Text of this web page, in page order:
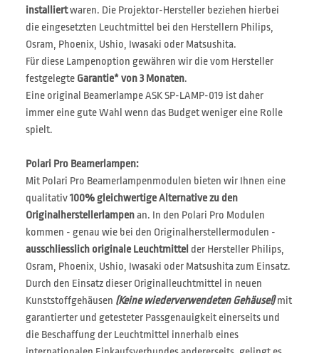
installiertwaren. Die Projektor-Hersteller beziehen hierbei
die eingesetzten Leuchtmittel bei den Herstellern Philips,
Osram, Phoenix, Ushio, Iwasaki oder Matsushita.
Für diese Lampenoption gewähren wir die vom Hersteller
festgelegte Garantie* von 3 Monaten.
Eine original Beamerlampe ASK SP-LAMP-019 ist daher
immer eine gute Wahl wenn das Budget weniger eine Rolle
spielt.
Polari Pro Beamerlampen:
Mit Polari Pro Beamerlampenmodulen bieten wir Ihnen eine
qualitativ100% gleichwertige Alternative zu den
Originalherstellerlampenan. In den Polari Pro Modulen
kommen - genau wie bei den Originalherstellermodulen -
ausschliesslich originale Leuchtmittel der Hersteller Philips,
Osram, Phoenix, Ushio, Iwasaki oder Matsushita zum Einsatz.
Durch den Einsatz dieser Originalleuchtmittel in neuen
Kunststoffgehäusen (Keine wiederverwendeten Gehäuse!)mit
garantierter und getesteter Passgenauigkeit einerseits und
die Beschaffung der Leuchtmittel innerhalb eines